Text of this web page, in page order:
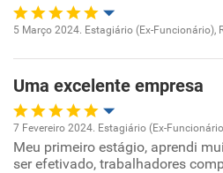
Recomenda esta empresa
Recomenda a diretoria
Ambiente de trabalho
Conciliação com a vida familiar
5 Março 2024. Estagiário (Ex-Funcionário),
Uma excelente empresa
Oportunidade de promoção
7 Fevereiro 2024. Estagiário (Ex-
Meu primeiro estágio, aprendi
ser efetivado, trabalhadores